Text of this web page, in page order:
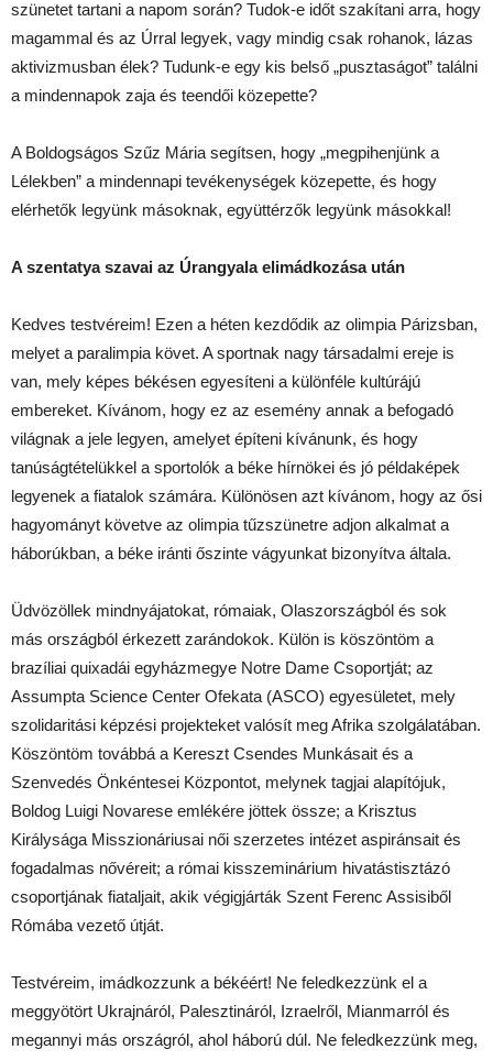
szünetet tartani a napom során? Tudok-e időt szakítani arra, hogy
magammal és az Úrral legyek, vagy mindig csak rohanok, lázas
aktivizmusban élek? Tudunk-e egy kis belső „pusztaságot” találni
a mindennapok zaja és teendői közepette?
A Boldogságos Szűz Mária segítsen, hogy „megpihenjünk a
Lélekben” a mindennapi tevékenységek közepette, és hogy
elérhetők legyünk másoknak, együttérzők legyünk másokkal!
A szentatya szavai az Úrangyala elimádkozása után
Kedves testvéreim! Ezen a héten kezdődik az olimpia Párizsban,
melyet a paralimpia követ. A sportnak nagy társadalmi ereje is
van, mely képes békésen egyesíteni a különféle kultúrájú
embereket. Kívánom, hogy ez az esemény annak a befogadó
világnak a jele legyen, amelyet építeni kívánunk, és hogy
tanúságtételükkel a sportolók a béke hírnökei és jó példaképek
legyenek a fiatalok számára. Különösen azt kívánom, hogy az ősi
hagyományt követve az olimpia tűzszünetre adjon alkalmat a
háborúkban, a béke iránti őszinte vágyunkat bizonyítva általa.
Üdvözöllek mindnyájatokat, rómaiak, Olaszországból és sok
más országból érkezett zarándokok. Külön is köszöntöm a
brazíliai quixadái egyházmegye Notre Dame Csoportját; az
Assumpta Science Center Ofekata (ASCO) egyesületet, mely
szolidaritási képzési projekteket valósít meg Afrika szolgálatában.
Köszöntöm továbbá a Kereszt Csendes Munkásait és a
Szenvedés Önkéntesei Központot, melynek tagjai alapítójuk,
Boldog Luigi Novarese emlékére jöttek össze; a Krisztus
Királysága Misszionáriusai női szerzetes intézet aspiránsait és
fogadalmas nővéreit; a római kisszeminárium hivatástisztázó
csoportjának fiataljait, akik végigjárták Szent Ferenc Assisiből
Rómába vezető útját.
Testvéreim, imádkozzunk a békéért! Ne feledkezzünk el a
meggyötört Ukrajnáról, Palesztináról, Izraelről, Mianmarról és
megannyi más országról, ahol háború dúl. Ne feledkezzünk meg,